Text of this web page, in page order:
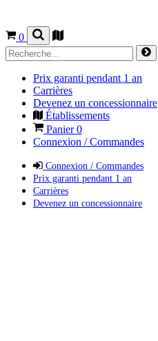
0
Prix garanti pendant 1 an
Carrières
Devenez un concessionnaire
Établissements
Panier0
Connexion / Commandes
Connexion / Commandes
Prix garanti pendant 1 an
Carrières
Devenez un concessionnaire